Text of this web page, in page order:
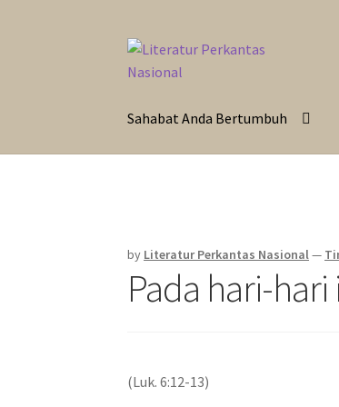
Skip
to
Langsung
ke
Sahabat Anda Bertumbuh
by Literatur Perkantas Nasional—
Pada hari-hari
(Luk. 6:12-13)